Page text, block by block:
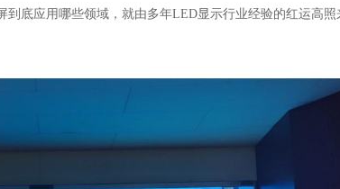
到底应用哪些领域，就由多年LED显示行业经验的红运高照